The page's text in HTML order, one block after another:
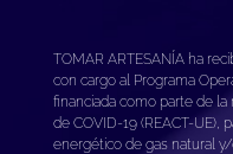
TOMAR ARTESANÍA ha
con cargo al Programa
financiada como parte de
de COVID-19 (REACT-UE),
energético de gas natural